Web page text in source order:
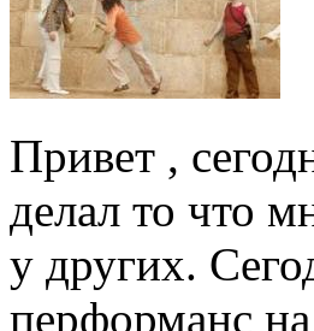
Привет ,
делал то что
у других.
перформанс